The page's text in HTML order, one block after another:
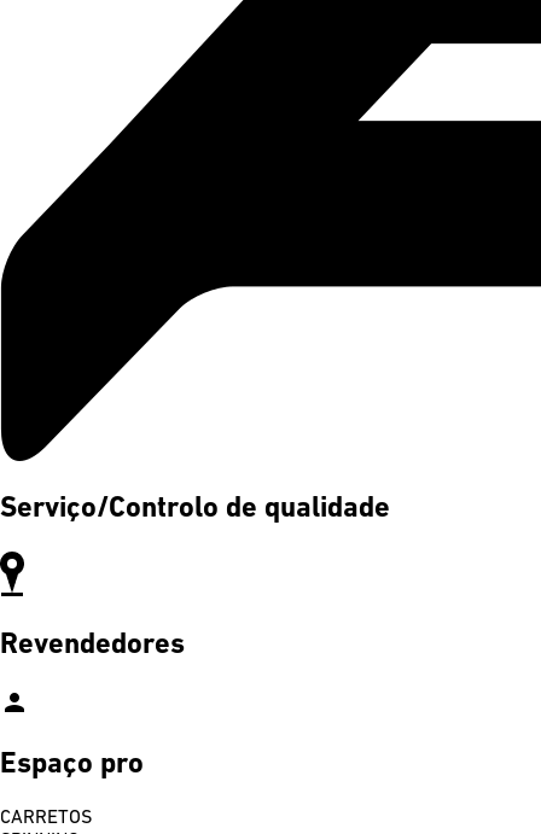
Serviço/Controlo de qualidade
Revendedores
person
Espaço pro
CARRETOS